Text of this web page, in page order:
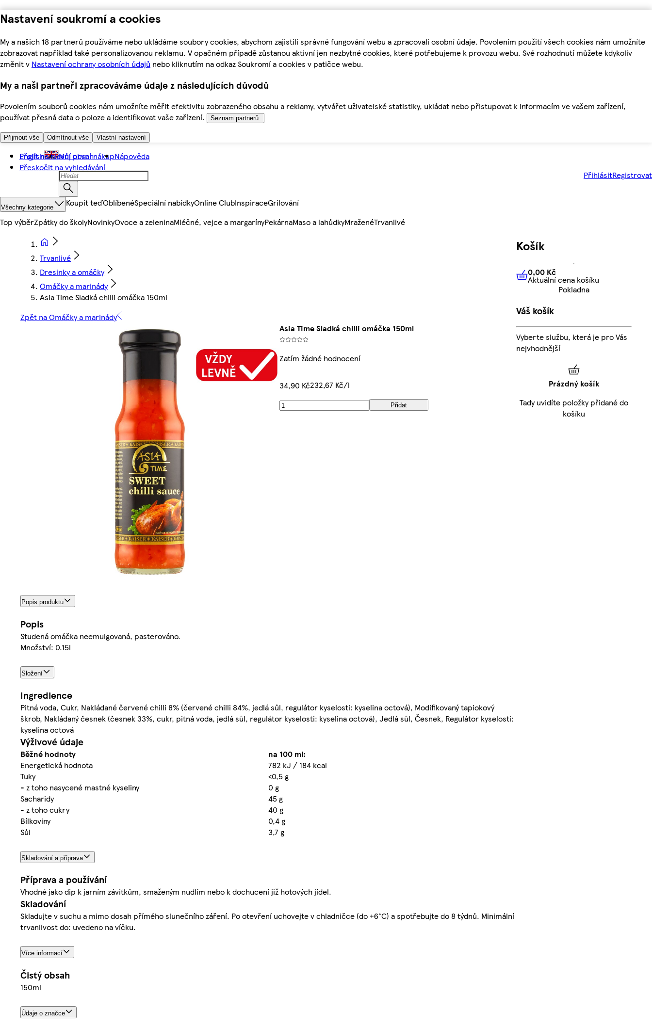
Nastavení soukromí a cookies
My a našich 18 partnerů používáme nebo ukládáme soubory cookies, abychom zajistili správné fungování webu a zpracovali osobní údaje. Povolením použití všech cookies nám umožníte
zobrazovat například také personalizovanou reklamu. V opačném případě zůstanou aktivní jen nezbytné cookies, které potřebujeme k provozu webu. Své rozhodnutí můžete kdykoliv
změnit v Nastavení ochrany osobních údajů nebo kliknutím na odkaz Soukromí a cookies v patičce webu.
My a naši partneři zpracováváme údaje z následujících důvodů
Povolením souborů cookies nám umožníte měřit efektivitu zobrazeného obsahu a reklamy, vytvářet uživatelské statistiky, ukládat nebo přistupovat k informacím ve vašem zařízení,
používat přesná data o poloze a identifikovat vaše zařízení.
Seznam partnerů.
Přijmout vše Odmítnout vše Vlastní nastavení
Přejít na hlavní obsah
Přeskočit na vyhledávání
English Můj první nákupNápověda
PřihlásitRegistrovat
Všechny kategorie Koupit teďOblíbenéSpeciální nabídkyOnline ClubInspiraceGrilování
Top výběrZpátky do školyNovinkyOvoce a zeleninaMléčné, vejce a margarínyPekárnaMaso a lahůdkyMraženéTrvanlivé
Trvanlivé
Dresinky a omáčky
Omáčky a marinády
Asia Time Sladká chilli omáčka 150ml
Zpět na Omáčky a marinády
Asia Time Sladká chilli omáčka 150ml
Zatím žádné hodnocení
34,90 Kč232,67 Kč/l
Přidat
Popis produktu
Popis
Studená omáčka neemulgovaná, pasterováno.
Množství: 0.15l
Složení
Ingredience
Pitná voda, Cukr, Nakládané červené chilli 8% (červené chilli 84%, jedlá sůl, regulátor kyselosti: kyselina octová), Modifikovaný tapiokový
škrob, Nakládaný česnek (česnek 33%, cukr, pitná voda, jedlá sůl, regulátor kyselosti: kyselina octová), Jedlá sůl, Česnek, Regulátor kyselosti:
kyselina octová
Výživové údaje
Běžné hodnoty
na 100 ml:
Energetická hodnota
782 kJ / 184 kcal
Tuky
<0,5 g
- z toho nasycené mastné kyseliny
0 g
Sacharidy
45 g
- z toho cukry
40 g
Bílkoviny
0,4 g
Sůl
3,7 g
Skladování a příprava
Příprava a používání
Vhodné jako dip k jarním závitkům, smaženým nudlím nebo k dochucení již hotových jídel.
Skladování
Skladujte v suchu a mimo dosah přímého slunečního záření. Po otevření uchovejte v chladničce (do +6°C) a spotřebujte do 8 týdnů. Minimální
trvanlivost do: uvedeno na víčku.
Více informací
Čistý obsah
150ml
Údaje o značce
Košík
0,00 KčAktuální cena košíku
0,00 Kč
Aktuální cena košíku
Pokladna
Váš košík
Vyberte službu, která je pro Vás
nejvhodnější
Prázdný košík
Tady uvidíte položky přidané do
košíku